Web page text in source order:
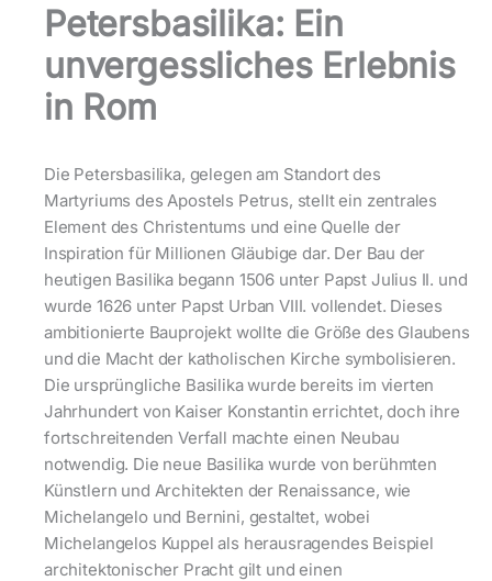
Petersbasilika: Ein
unvergessliches Erlebnis
in Rom
Die Petersbasilika, gelegen am Standort des
Martyriums des Apostels Petrus, stellt ein zentrales
Element des Christentums und eine Quelle der
Inspiration für Millionen Gläubige dar. Der Bau der
heutigen Basilika begann 1506 unter Papst Julius II. und
wurde 1626 unter Papst Urban VIII. vollendet. Dieses
ambitionierte Bauprojekt wollte die Größe des Glaubens
und die Macht der katholischen Kirche symbolisieren.
Die ursprüngliche Basilika wurde bereits im vierten
Jahrhundert von Kaiser Konstantin errichtet, doch ihre
fortschreitenden Verfall machte einen Neubau
notwendig. Die neue Basilika wurde von berühmten
Künstlern und Architekten der Renaissance, wie
Michelangelo und Bernini, gestaltet, wobei
Michelangelos Kuppel als herausragendes Beispiel
architektonischer Pracht gilt und einen